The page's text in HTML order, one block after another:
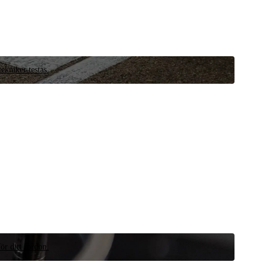
testas.
ditt fordon.